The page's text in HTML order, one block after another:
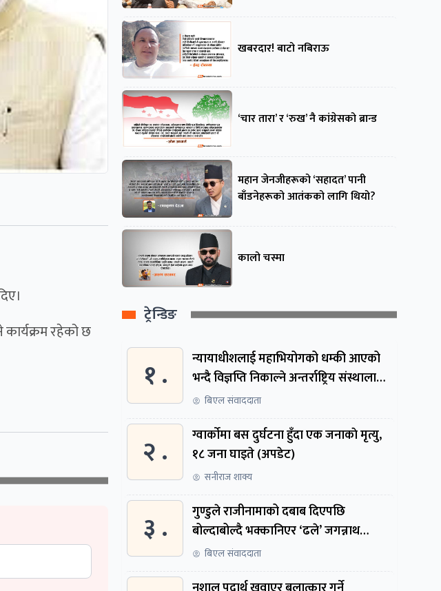
रहेको छ
खबरदार! बाटो नबिराऊ
‘चार तारा’ र ‘रुख’ नै कांग्रेसको ब्रान्ड
महान जेनजीहरूको ‘सहादत’ पानी
बाँडनेहरूको आतंकको लागि थियो?
कालो चस्मा
ट्रेन्डिङ
१ .
न्यायाधीशलाई महाभियोगको धम्की आएको
भन्दै विज्ञप्ति निकाल्ने अन्तर्राष्ट्रिय संस्थालाई
संसदीय समितिमा बोलाइयो
बिएल संवाददाता
२ .
ग्वार्काेमा बस दुर्घटना हुँदा एक जनाकाे मृत्यु,
१८ जना घाइते (अपडेट)
सनीराज शाक्य
३ .
गुण्डुले राजीनामाको दबाब दिएपछि
बोल्दाबोल्दै भक्कानिएर ‘ढले’ जगन्नाथ
थपलिया
बिएल संवाददाता